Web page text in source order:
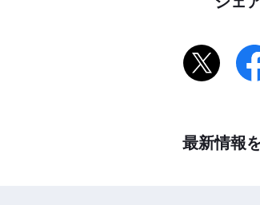
最新情報